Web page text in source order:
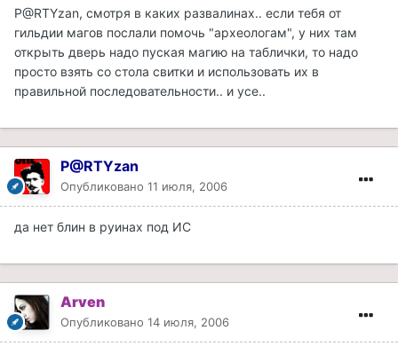
P@RTYzan, смотря в каких развалинах.. если тебя от
гильдии магов послали помочь "археологам", у них там
открыть дверь надо пуская магию на таблички, то надо
просто взять со стола свитки и использовать их в
правильной последовательности.. и усе..
P@RTYzan
Опубликовано 11 июля, 2006
да нет блин в руинах под ИС
Arven
Опубликовано 14 июля, 2006